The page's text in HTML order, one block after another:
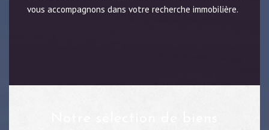
vous accompagnons dans votre recherche immobilière.